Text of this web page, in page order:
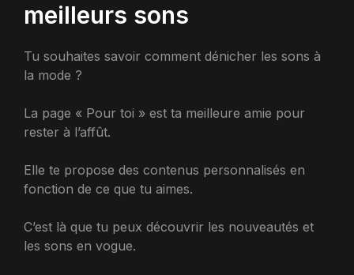
meilleurs sons
Tu souhaites savoir comment dénicher les sons à
la mode ?
La page « Pour toi » est ta meilleure amie pour
rester à l’affût.
Elle te propose des contenus personnalisés en
fonction de ce que tu aimes.
C’est là que tu peux découvrir les nouveautés et
les sons en vogue.